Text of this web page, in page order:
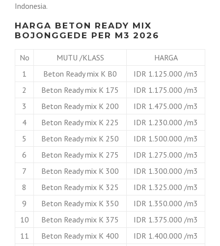
Indonesia.
HARGA BETON READY MIX
BOJONGGEDE PER M3 2026
No MUTU /KLASS
HARGA
1
Beton Ready mix K B0
IDR 1.125.000 /m3
2
Beton Ready mix K 175
IDR 1.175.000 /m3
3
Beton Ready mix K 200
IDR 1.475.000 /m3
4
Beton Ready mix K 225
IDR 1.230.000 /m3
5
Beton Ready mix K 250
IDR 1.500.000 /m3
6
Beton Ready mix K 275
IDR 1.275.000 /m3
7
Beton Ready mix K 300
IDR 1.300.000 /m3
8
Beton Ready mix K 325
IDR 1.325.000 /m3
9
Beton Ready mix K 350
IDR 1.350.000 /m3
10
Beton Ready mix K 375
IDR 1.375.000 /m3
11
Beton Ready mix K 400
IDR 1.400.000 /m3